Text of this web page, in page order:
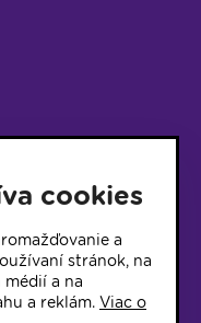
vyhradené
cookies
a
stránok, na
a na
a reklám. Viac o